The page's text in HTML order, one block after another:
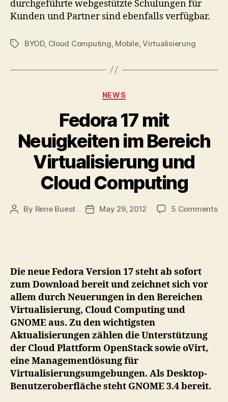
durchgeführte webgestützte Schulungen für
Kunden und Partner sind ebenfalls verfügbar.
TagsBYOD, Cloud Computing Mobile,Virtualisierung
Categories
NEWS
Fedora 17 mit
Neuigkeiten im Bereich
Virtualisierung und
Cloud Computing
Post
By Rene Buest
PostMay 29, 2012 5 Commentson
Die neue Fedora Version 17 steht ab sofort
zum Download bereit und zeichnet sich vor
allem durch Neuerungen in den Bereichen
Virtualisierung, Cloud Computing und
GNOME aus. Zu den wichtigsten
Aktualisierungen zählen die Unterstützung
der Cloud Plattform OpenStack sowie oVirt,
eine Managementlösung für
Virtualisierungsumgebungen. Als Desktop-
Benutzeroberfläche steht GNOME 3.4 bereit.